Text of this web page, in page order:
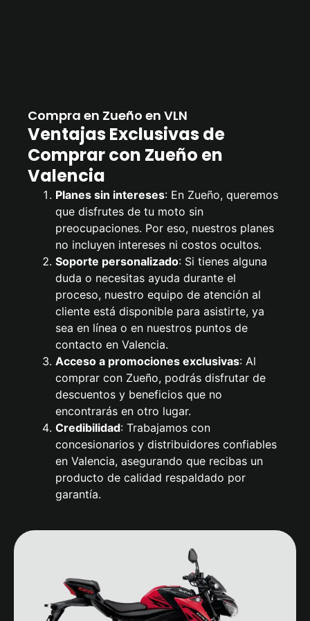
Compra en Zueño en VLN
Ventajas Exclusivas de
Comprar con Zueño en
Valencia
Planes sin intereses: En Zueño, queremos
que disfrutes de tu moto sin
preocupaciones. Por eso, nuestros planes
no incluyen intereses ni costos ocultos.
Soporte personalizado: Si tienes alguna
duda o necesitas ayuda durante el
proceso, nuestro equipo de atención al
cliente está disponible para asistirte, ya
sea en línea o en nuestros puntos de
contacto en Valencia.
Acceso a promociones exclusivas: Al
comprar con Zueño, podrás disfrutar de
descuentos y beneficios que no
encontrarás en otro lugar.
Credibilidad: Trabajamos con
concesionarios y distribuidores confiables
en Valencia, asegurando que recibas un
producto de calidad respaldado por
garantía.